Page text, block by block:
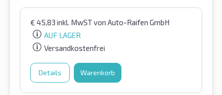
€ 45,83 inkl. MwSTvon Auto-Raifen GmbH
AUF LAGER
Versandkostenfrei
Details Warenkorb